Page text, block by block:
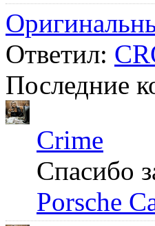
Ответил:
Последние
Crime
Спасибо
Porsche